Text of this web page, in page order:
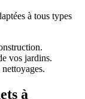
à tous types
vos jardins.
à